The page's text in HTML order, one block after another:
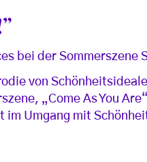
bei der Sommerszene
von
„Come As You
im Umgang mit